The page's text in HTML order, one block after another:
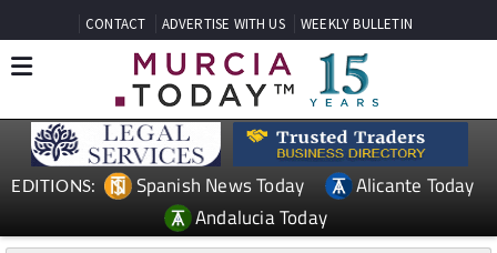
CONTACT ADVERTISE WITH US WEEKLY BULLETIN
EDITIONS: Spanish News Today
Alicante Today
Andalucia Today